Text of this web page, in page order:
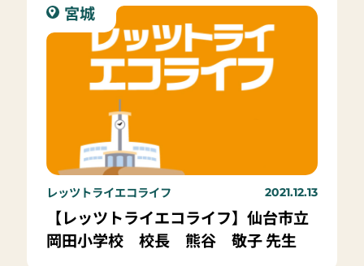
宮城
レッツトライエコライフ 2021.12.13
【レッツトライエコライフ】仙台市立
岡田小学校 校長 熊谷 敬子 先生